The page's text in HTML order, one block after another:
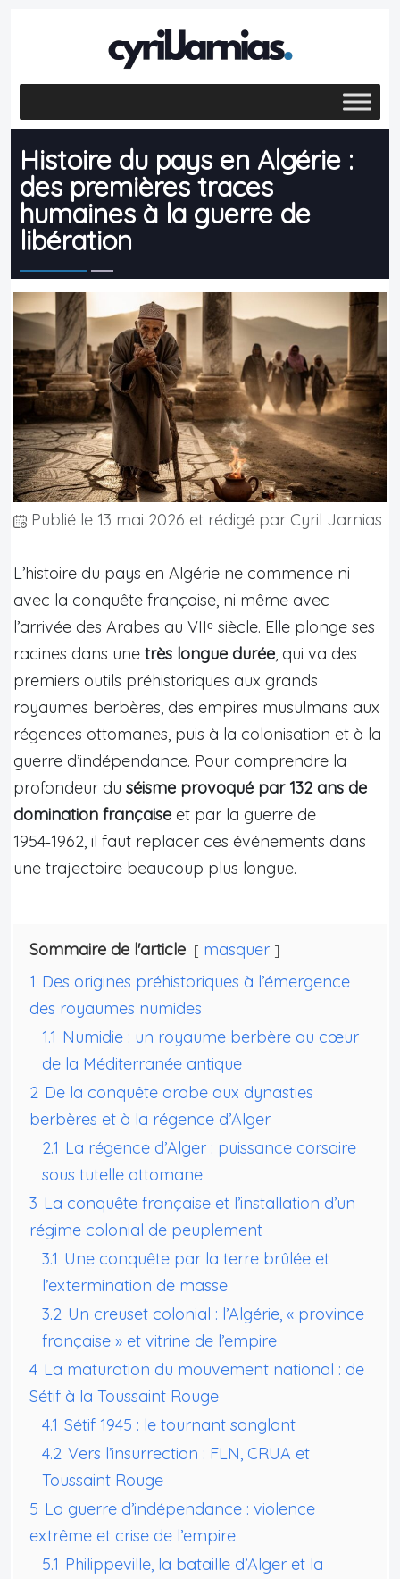
Histoire du pays en Algérie :
des premières traces
humaines à la guerre de
libération
Publié le 13 mai 2026 et rédigé par Cyril Jarnias
L’histoire du pays en Algérie ne commence ni
avec la conquête française, ni même avec
l’arrivée des Arabes au VIIᵉ siècle. Elle plonge ses
racines dans une très longue durée, qui va des
premiers outils préhistoriques aux grands
royaumes berbères, des empires musulmans aux
régences ottomanes, puis à la colonisation et à la
guerre d’indépendance. Pour comprendre la
profondeur du séisme provoqué par 132 ans de
domination française et par la guerre de
1954‑1962, il faut replacer ces événements dans
une trajectoire beaucoup plus longue.
Sommaire de l'article
masquer
1 Des origines préhistoriques à l’émergence
des royaumes numides
1.1 Numidie : un royaume berbère au cœur
de la Méditerranée antique
2 De la conquête arabe aux dynasties
berbères et à la régence d’Alger
2.1 La régence d’Alger : puissance corsaire
sous tutelle ottomane
3 La conquête française et l’installation d’un
régime colonial de peuplement
3.1 Une conquête par la terre brûlée et
l’extermination de masse
3.2 Un creuset colonial : l’Algérie, « province
française » et vitrine de l’empire
4 La maturation du mouvement national : de
Sétif à la Toussaint Rouge
4.1 Sétif 1945 : le tournant sanglant
4.2 Vers l’insurrection : FLN, CRUA et
Toussaint Rouge
5 La guerre d’indépendance : violence
extrême et crise de l’empire
5.1 Philippeville, la bataille d’Alger et la